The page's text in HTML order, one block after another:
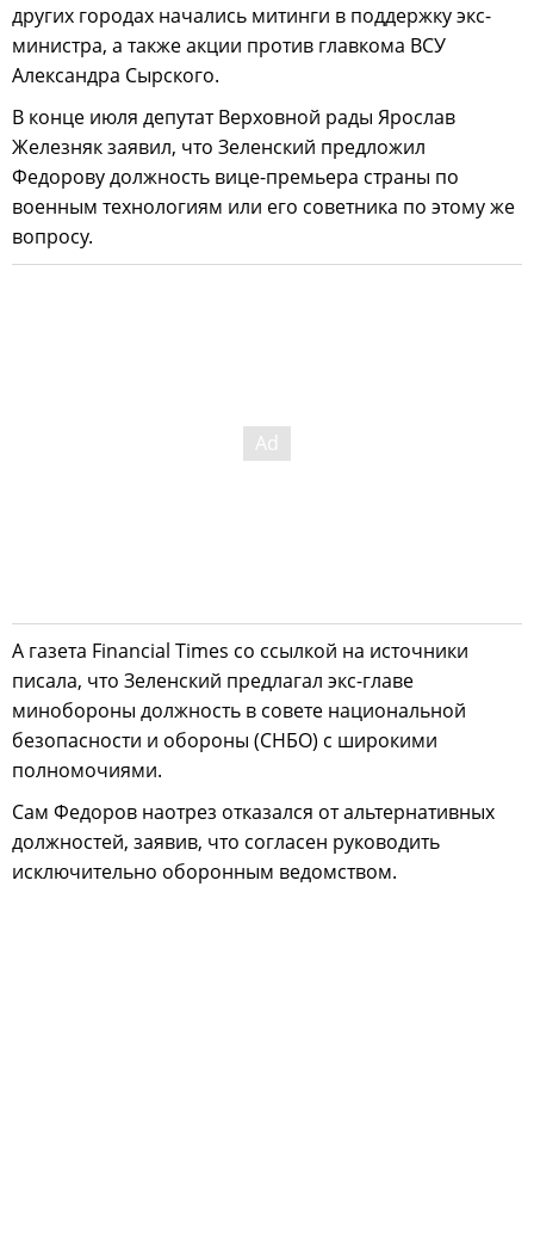
других городах начались митинги в поддержку экс-
министра, а также акции против главкома ВСУ
Александра Сырского.
В конце июля депутат Верховной рады Ярослав
Железняк заявил, что Зеленский предложил
Федорову должность вице-премьера страны по
военным технологиям или его советника по этому же
вопросу.
А газета Financial Times со ссылкой на источники
писала, что Зеленский предлагал экс-главе
минобороны должность в совете национальной
безопасности и обороны (СНБО) с широкими
полномочиями.
Сам Федоров наотрез отказался от альтернативных
должностей, заявив, что согласен руководить
исключительно оборонным ведомством.